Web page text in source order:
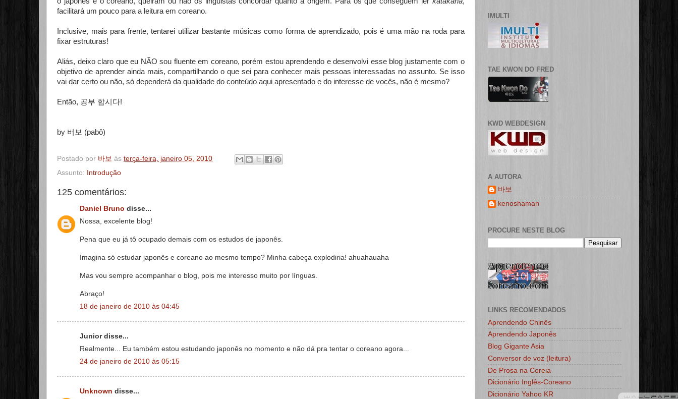
facilitará um pouco para a leitura em coreano.
Inclusive, mais para frente, tentarei utilizar bastante músicas como forma de aprendizado, pois é uma mão na roda para
fixar estruturas!
Aliás, deixo claro que eu NÃO sou fluente em coreano, porém estou aprendendo e desenvolvi esse blog justamente com o
objetivo de aprender ainda mais, compartilhando o que sei para conhecer mais pessoas interessadas no assunto. Se isso
vai dar certo ou não, só dependerá da qualidade do conteúdo aqui apresentado e do interesse de vocês, não é mesmo?
Então, 공부 합시다!
by 버보 (pabô)
Postado por 바보 às terça-feira, janeiro 05, 2010
Assunto: Introdução
125 comentários:
Daniel Bruno disse...
Nossa, excelente blog!
Pena que eu já tô ocupado demais com os estudos de japonês.
Imagina só estudar japonês e coreano ao mesmo tempo? Minha cabeça explodiria! ahuahauaha
Mas vou sempre acompanhar o blog, pois me interesso muito por línguas.
Abraço!
18 de janeiro de 2010 às 04:45
Junior disse...
Realmente... Eu também estou estudando japonês no momento e não dá pra tentar o coreano agora...
24 de janeiro de 2010 às 05:15
Unknown disse...
IMULTI
TAE KWON DO FRED
KWD WEBDESIGN
A AUTORA
바보
kenoshaman
PROCURE NESTE BLOG
LINKS RECOMENDADOS
Aprendendo Chinês
Aprendendo Japonês
Blog Gigante Asia
Conversor de voz (leitura)
De Prosa na Coreia
Dicionário Inglês-Coreano
Dicionário Yahoo KR